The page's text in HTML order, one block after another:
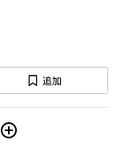
追加